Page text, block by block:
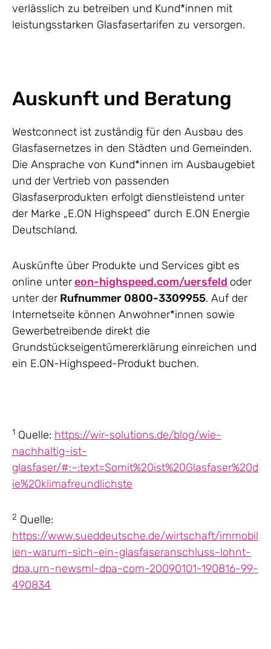
verlässlich zu betreiben und Kund*innen mit
leistungsstarken Glasfasertarifen zu versorgen.
Auskunft und Beratung
Westconnect ist zuständig für den Ausbau des
Glasfasernetzes in den Städten und Gemeinden.
Die Ansprache von Kund*innen im Ausbaugebiet
und der Vertrieb von passenden
Glasfaserprodukten erfolgt dienstleistend unter
der Marke „E.ON Highspeed“ durch E.ON Energie
Deutschland.
Auskünfte über Produkte und Services gibt es
online untereon-highspeed.com/uersfeld oder
unter der Rufnummer 0800-3309955. Auf der
Internetseite können Anwohner*innen sowie
Gewerbetreibende direkt die
Grundstückseigentümererklärung einreichen und
ein E.ON-Highspeed-Produkt buchen.
1 Quelle: https://wir-solutions.de/blog/wie-
nachhaltig-ist-
glasfaser/#:~:text=Somit%20ist%20Glasfaser%20d
ie%20klimafreundlichste
2 Quelle:
https://www.sueddeutsche.de/wirtschaft/immobil
ien-warum-sich-ein-glasfaseranschluss-lohnt-
dpa.urn-newsml-dpa-com-20090101-190816-99-
490834